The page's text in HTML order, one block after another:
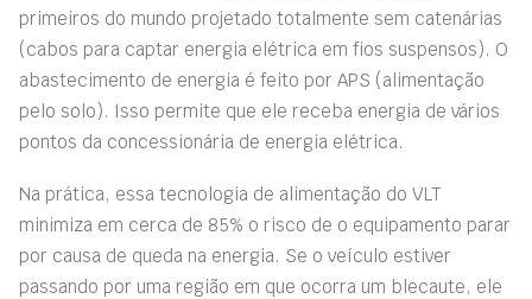
primeiros do mundo projetado totalmente sem catenárias
(cabos para captar energia elétrica em fios suspensos). O
abastecimento de energia é feito por APS (alimentação
pelo solo). Isso permite que ele receba energia de vários
pontos da concessionária de energia elétrica.
Na prática, essa tecnologia de alimentação do VLT
minimiza em cerca de 85% o risco de o equipamento parar
por causa de queda na energia. Se o veículo estiver
passando por uma região em que ocorra um blecaute, ele